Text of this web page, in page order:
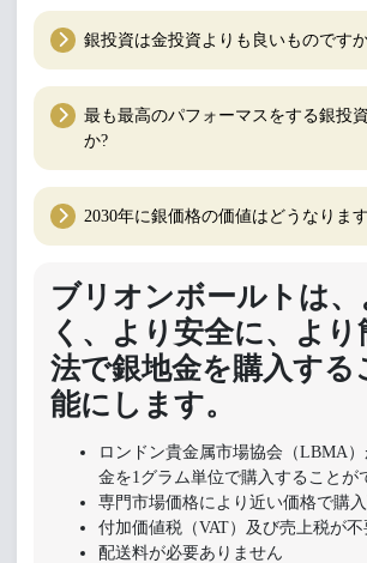
銀投資は金投資よりも良いものです
最も最高のパフォーマスをする銀投
か?
2030年に銀価格の価値はどうなりま
ブリオンボールトは
く、より安全に、より
法で銀地金を購入する
能にします。
ロンドン貴金属市場協会（LBMA
金を1グラム単位で購入することが
専門市場価格により近い価格で購
付加価値税（VAT）及び売上税が不
配送料が必要ありません